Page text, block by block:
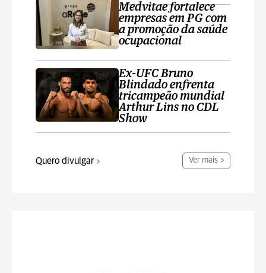
Medvitae fortalece
empresas em PG com
a promoção da saúde
ocupacional
Ex-UFC Bruno
Blindado enfrenta
tricampeão mundial
Arthur Lins no CDL
Show
Quero divulgar Ver mais